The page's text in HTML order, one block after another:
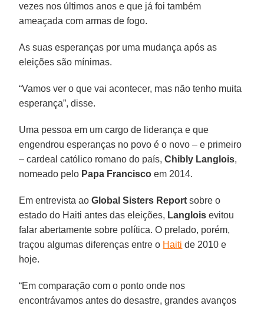
vezes nos últimos anos e que já foi também
ameaçada com armas de fogo.
As suas esperanças por uma mudança após as
eleições são mínimas.
“Vamos ver o que vai acontecer, mas não tenho muita
esperança”, disse.
Uma pessoa em um cargo de liderança e que
engendrou esperanças no povo é o novo – e primeiro
– cardeal católico romano do país,Chibly Langlois,
nomeado pelo Papa Francisco em 2014.
Em entrevista aoGlobal Sisters Report sobre o
estado do Haiti antes das eleições, Langlois evitou
falar abertamente sobre política. O prelado, porém,
traçou algumas diferenças entre o Haiti de 2010 e
hoje.
“Em comparação com o ponto onde nos
encontrávamos antes do desastre, grandes avanços